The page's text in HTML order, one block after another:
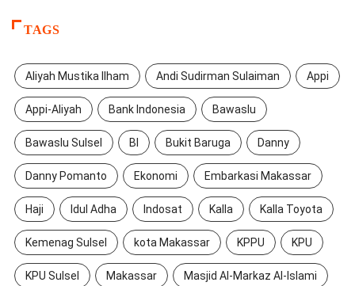
TAGS
Aliyah Mustika Ilham Andi Sudirman Sulaiman Appi
Appi-Aliyah Bank Indonesia Bawaslu
Bawaslu Sulsel BI Bukit Baruga Danny
Danny Pomanto Ekonomi Embarkasi Makassar
Haji Idul Adha Indosat Kalla Kalla Toyota
Kemenag Sulsel kota Makassar KPPU KPU
KPU Sulsel Makassar Masjid Al-Markaz Al-Islami